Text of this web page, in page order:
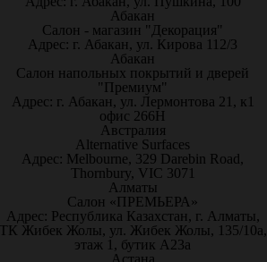
Абакан
Салон - магазин "Декорация"
Адрес: г. Абакан, ул. Кирова 112/3
Абакан
Салон напольных покрытий и дверей
"Премиум"
Адрес: г. Абакан, ул. Лермонтова 21, к1
офис 266Н
Австралия
Alternative Surfaces
Адрес: Melbourne, 329 Darebin Road,
Thornbury, VIC 3071
Алматы
Салон «ПРЕМЬЕРА»
Адрес: Республика Казахстан, г. Алматы,
Жибек Жолы, ул. Жибек Жолы, 135/10а,
этаж 1, бутик А23а
Астана